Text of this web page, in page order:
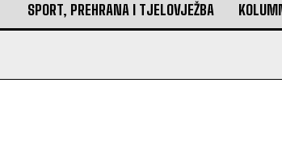
SPORT, PREHRANA I TJELOVJEŽBA